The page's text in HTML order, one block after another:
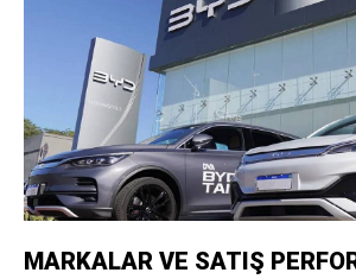
MARKALAR VE SATIŞ